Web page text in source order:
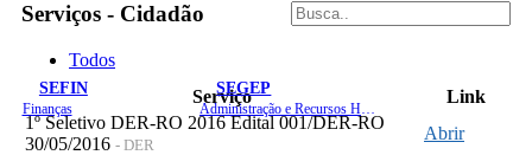
SEFIN
Finanças
SEGEP
Serviços - Cidadão
Todos
Serviço
Link
1º Seletivo DER-RO 2016 Edital 001/DER-RO
30/05/2016 - DER
Abrir